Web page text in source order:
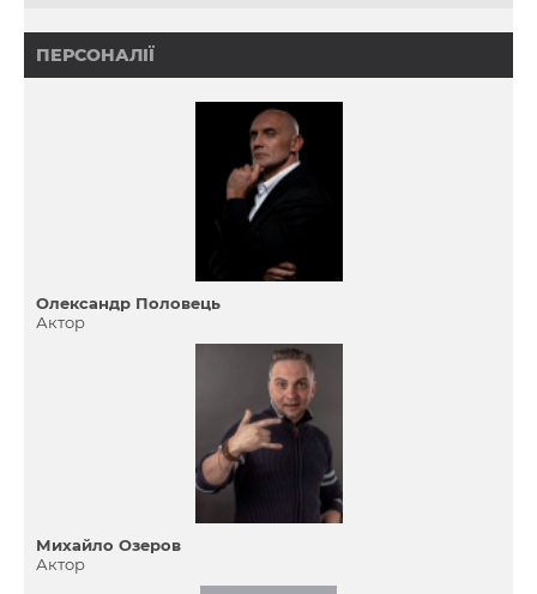
ПЕРСОНАЛІЇ
Олександр Половець
Актор
Михайло Озеров
Актор